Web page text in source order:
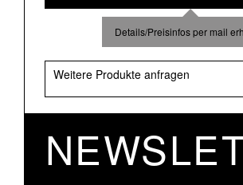
Details/Preisinfos per mail
Weitere Produkte anfragen